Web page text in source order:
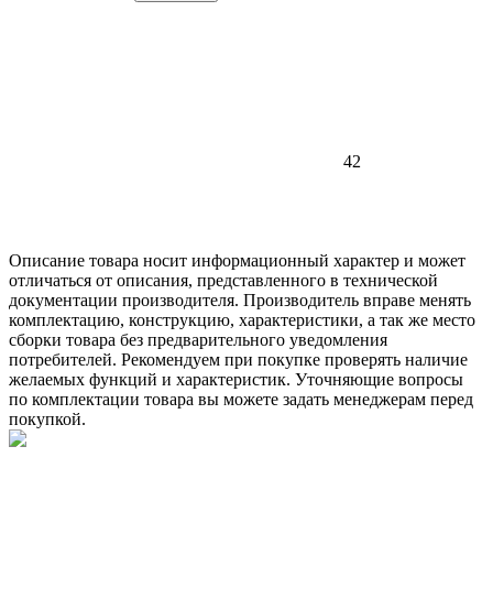
42
Описание товара носит информационный характер и может
отличаться от описания, представленного в технической
документации производителя. Производитель вправе менять
комплектацию, конструкцию, характеристики, а так же место
сборки товара без предварительного уведомления
потребителей. Рекомендуем при покупке проверять наличие
желаемых функций и характеристик. Уточняющие вопросы
по комплектации товара вы можете задать менеджерам перед
покупкой.